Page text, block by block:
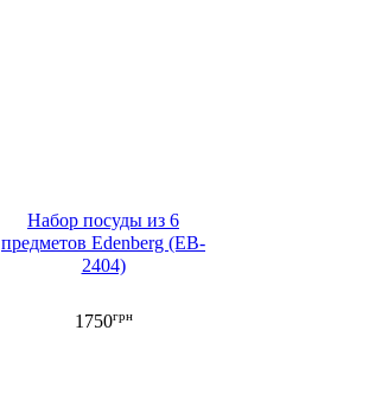
Набор посуды из 6
предметов Edenberg (EB-
2404)
1750грн